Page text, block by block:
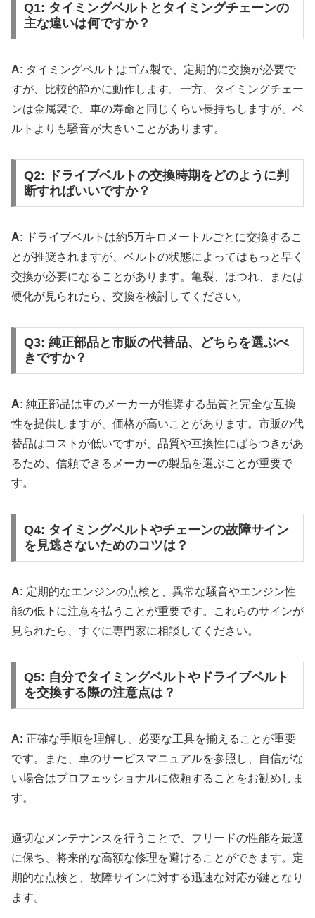
Q1: タイミングベルトとタイミングチェーンの
主な違いは何ですか？
A: タイミングベルトはゴム製で、定期的に交換が必要で
すが、比較的静かに動作します。一方、タイミングチェー
ンは金属製で、車の寿命と同じくらい長持ちしますが、ベ
ルトよりも騒音が大きいことがあります。
Q2: ドライブベルトの交換時期をどのように判
断すればいいですか？
A: ドライブベルトは約5万キロメートルごとに交換するこ
とが推奨されますが、ベルトの状態によってはもっと早く
交換が必要になることがあります。亀裂、ほつれ、または
硬化が見られたら、交換を検討してください。
Q3: 純正部品と市販の代替品、どちらを選ぶべ
きですか？
A: 純正部品は車のメーカーが推奨する品質と完全な互換
性を提供しますが、価格が高いことがあります。市販の代
替品はコストが低いですが、品質や互換性にばらつきがあ
るため、信頼できるメーカーの製品を選ぶことが重要で
す。
Q4: タイミングベルトやチェーンの故障サイン
を見逃さないためのコツは？
A: 定期的なエンジンの点検と、異常な騒音やエンジン性
能の低下に注意を払うことが重要です。これらのサインが
見られたら、すぐに専門家に相談してください。
Q5: 自分でタイミングベルトやドライブベルト
を交換する際の注意点は？
A: 正確な手順を理解し、必要な工具を揃えることが重要
です。また、車のサービスマニュアルを参照し、自信がな
い場合はプロフェッショナルに依頼することをお勧めしま
す。
適切なメンテナンスを行うことで、フリードの性能を最適
に保ち、将来的な高額な修理を避けることができます。定
期的な点検と、故障サインに対する迅速な対応が鍵となり
ます。